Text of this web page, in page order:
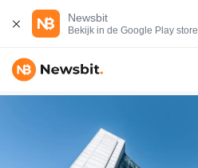
Newsbit
Bekijk in de Google Play store